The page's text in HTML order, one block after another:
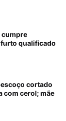
cumpre
qualificado
cortado
com cerol; mãe